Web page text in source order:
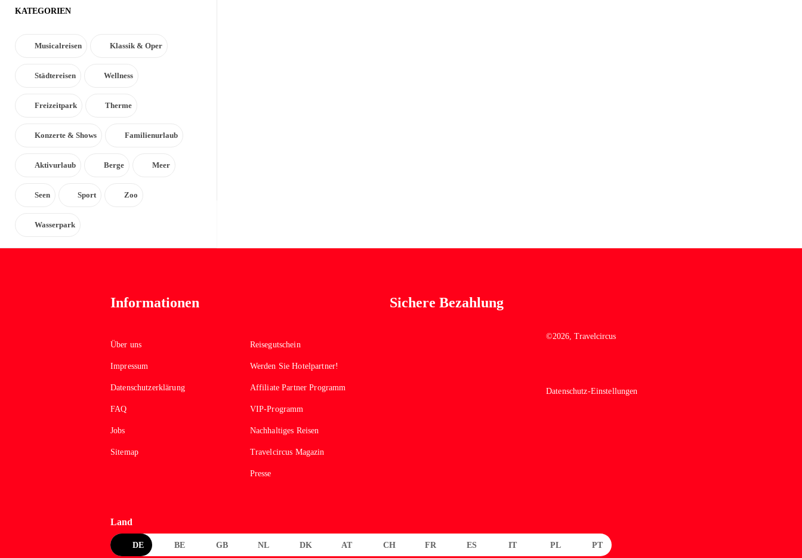
KATEGORIEN
Musicalreisen Klassik & Oper
Städtereisen Wellness
Freizeitpark Therme
Konzerte & Shows Familienurlaub
Aktivurlaub Berge Meer
Seen Sport Zoo
Wasserpark
Informationen
Über uns
Impressum
Datenschutzerklärung
FAQ
Jobs
Sitemap
Reisegutschein
Werden Sie Hotelpartner!
Affiliate Partner Programm
VIP-Programm
Nachhaltiges Reisen
Travelcircus Magazin
Presse
Sichere Bezahlung
©2026, Travelcircus
Datenschutz-Einstellungen
Land
DE BE GB NL DK AT CH FR ES IT PL PT